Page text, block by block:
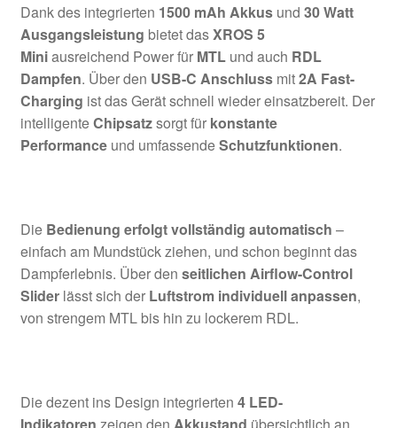
Dank des integrierten 1500 mAh Akkusund 30 Watt
Ausgangsleistung bietet dasXROS 5
Miniausreichend Power für MTLund auch RDL
Dampfen. Über den USB-C Anschlussmit2A Fast-
Charging ist das Gerät schnell wieder einsatzbereit. Der
intelligenteChipsatzsorgt für konstante
Performanceund umfassendeSchutzfunktionen.
Die Bedienung erfolgt vollständig automatisch –
einfach am Mundstück ziehen, und schon beginnt das
Dampferlebnis. Über den seitlichen Airflow-Control
Sliderlässt sich der Luftstrom individuell anpassen,
von strengem MTL bis hin zu lockerem RDL.
Die dezent ins Design integrierten 4 LED-